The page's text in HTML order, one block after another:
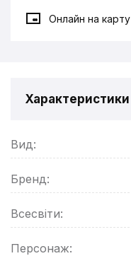
Онлайн на карту
Характеристики
Вид:
Бренд:
Всесвіти:
Персонаж: